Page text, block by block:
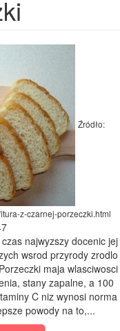
Źródło:
z-czarnej-porzeczki.html
najwyzszy docenic jej
wsrod przyrody zrodlo
maja wlasciwosci
stany zapalne, a 100
C niz wynosi norma
powody na to,...